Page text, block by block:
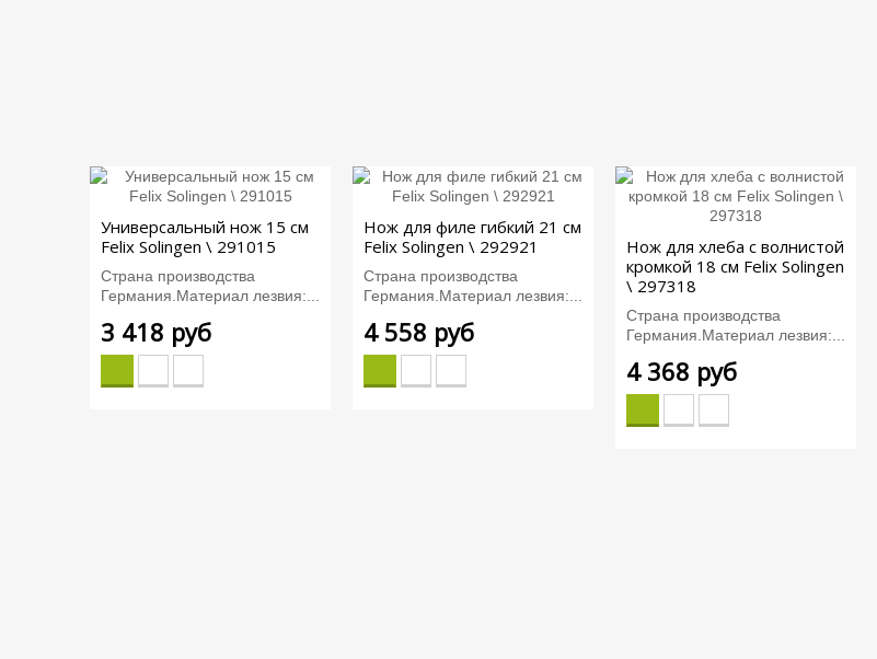
Универсальный нож 15 см
Felix Solingen \ 291015
Страна производства
Германия.Материал лезвия:...
3 418 руб
Нож для филе гибкий 21 см
Felix Solingen \ 292921
Страна производства
Германия.Материал лезвия:...
4 558 руб
Нож для хлеба с волнистой
кромкой 18 см Felix Solingen
\ 297318
Страна производства
Германия.Материал лезвия:...
4 368 руб